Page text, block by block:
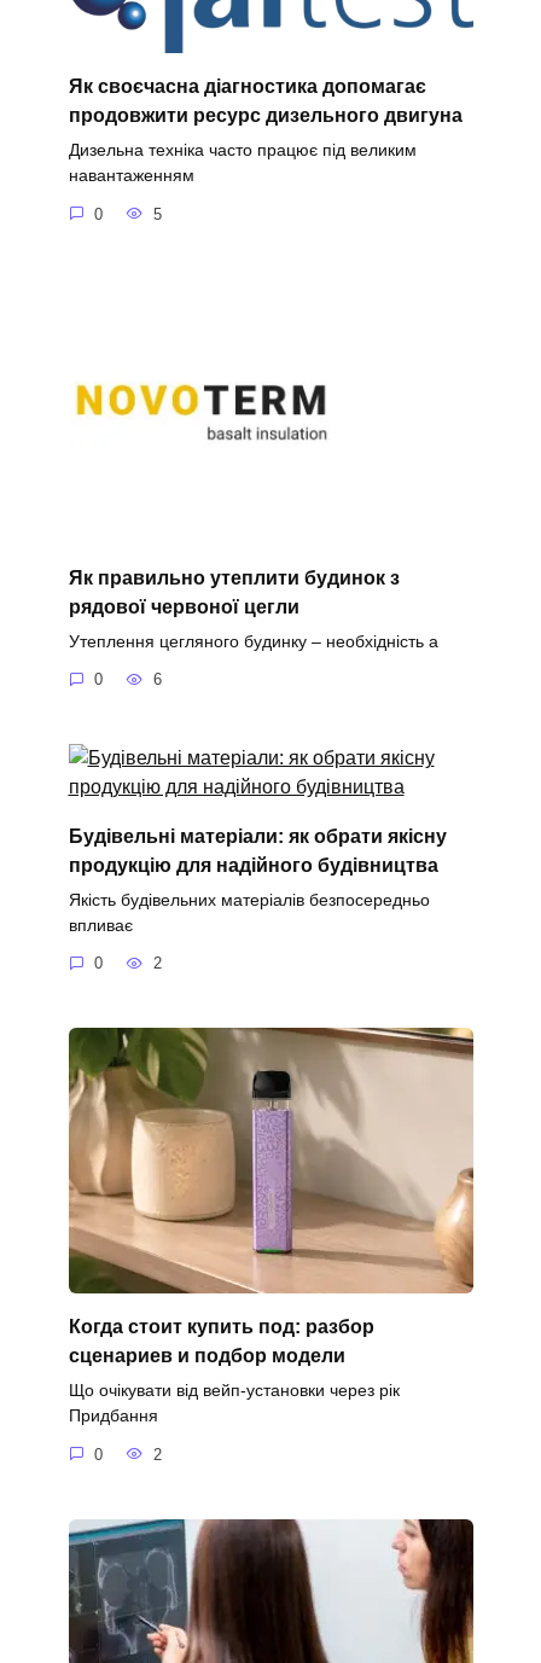
Як своєчасна діагностика допомагає
продовжити ресурс дизельного двигуна
Дизельна техніка часто працює під великим
навантаженням
0 5
Як правильно утеплити будинок з
рядової червоної цегли
Утеплення цегляного будинку – необхідність а
0 6
Будівельні матеріали: як обрати якісну
продукцію для надійного будівництва
Якість будівельних матеріалів безпосередньо
впливає
0 2
Когда стоит купить под: разбор
сценариев и подбор модели
Що очікувати від вейп-установки через рік
Придбання
0 2